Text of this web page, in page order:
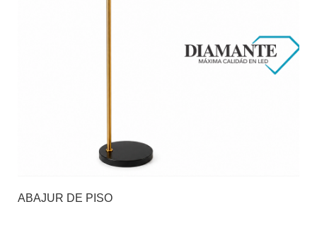
ABAJUR DE PISO